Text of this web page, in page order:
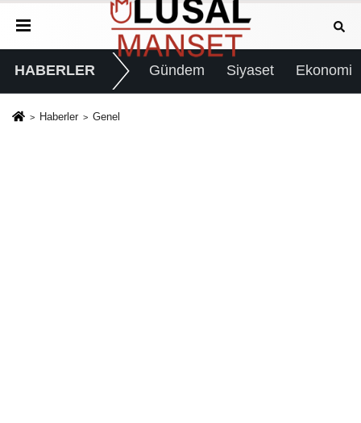
HABERLER Gündem Siyaset Ekonomi
Haberler Genel